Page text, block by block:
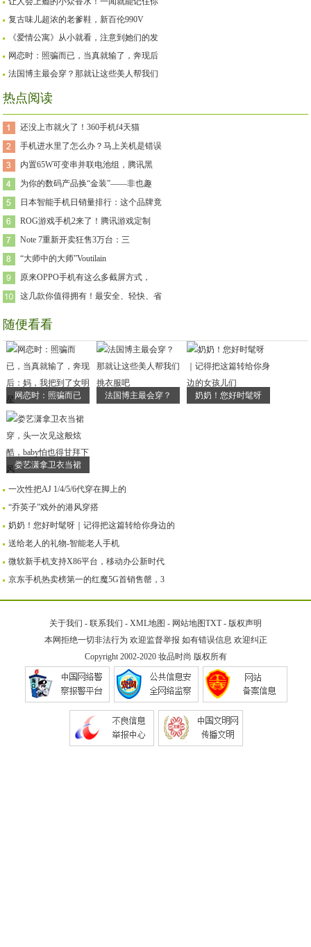
复古味儿超浓的老爹鞋，新百伦990V
《爱情公寓》从小就看，注意到她们的发
网恋时：照骗而已，当真就输了，奔现后
法国博主最会穿？那就让这些美人帮我们
热点阅读
还没上市就火了！360手机f4天猫
手机进水里了怎么办？马上关机是错误
内置65W可变串并联电池组，腾讯黑
为你的数码产品换“金装”——非也趣
日本智能手机日销量排行：这个品牌竟
ROG游戏手机2来了！腾讯游戏定制
Note 7重新开卖狂售3万台：三
“大师中的大师”Voutilain
原来OPPO手机有这么多截屏方式，
这几款你值得拥有！最安全、轻快、省
随便看看
网恋时：照骗而已 法国博主最会穿？ 奶奶！您好时髦呀
娄艺潇拿卫衣当裙
一次性把AJ 1/4/5/6代穿在脚上的
“乔英子”戏外的港风穿搭
奶奶！您好时髦呀｜记得把这篇转给你身边的
送给老人的礼物-智能老人手机
微软新手机支持X86平台，移动办公新时代
京东手机热卖榜第一的红魔5G首销售罄，3
关于我们 - 联系我们 - XML地图 - 网站地图TXT- 版权声明
本网拒绝一切非法行为 欢迎监督举报 如有错误信息 欢迎纠正
Copyright 2002-2020 妆品时尚 版权所有